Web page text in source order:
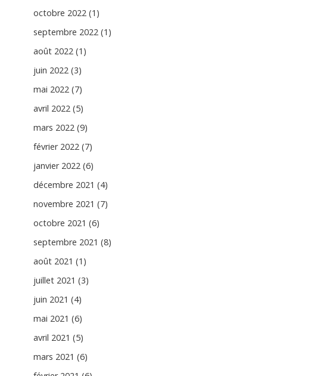
octobre 2022 (1)
septembre 2022 (1)
août 2022 (1)
juin 2022 (3)
mai 2022 (7)
avril 2022 (5)
mars 2022 (9)
février 2022 (7)
janvier 2022 (6)
décembre 2021 (4)
novembre 2021 (7)
octobre 2021 (6)
septembre 2021 (8)
août 2021 (1)
juillet 2021 (3)
juin 2021 (4)
mai 2021 (6)
avril 2021 (5)
mars 2021 (6)